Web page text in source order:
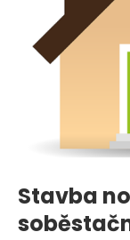
Stavba